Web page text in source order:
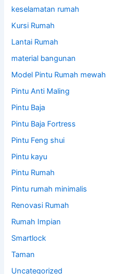
keselamatan rumah
Kursi Rumah
Lantai Rumah
material bangunan
Model Pintu Rumah mewah
Pintu Anti Maling
Pintu Baja
Pintu Baja Fortress
Pintu Feng shui
Pintu kayu
Pintu Rumah
Pintu rumah minimalis
Renovasi Rumah
Rumah Impian
Smartlock
Taman
Uncategorized